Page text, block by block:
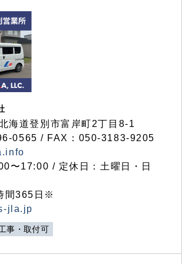
海道登別市富岸町2丁目 8-1
0565 / FAX：050-3183-9205
〜17:00 / 定休日：土曜日・日
間365日※
jla.jp
事・取付可